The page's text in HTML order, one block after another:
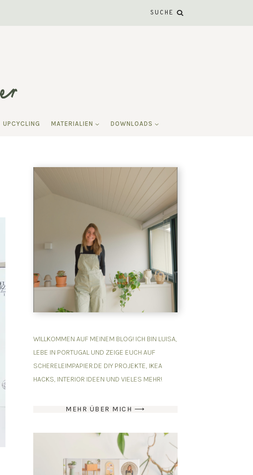
SUCHE
UPCYCLING MATERIALIEN DOWNLOADS
WILLKOMMEN AUF MEINEM BLOG! ICH BIN LUISA,
LEBE IN PORTUGAL UND ZEIGE EUCH AUF
SCHERELEIMPAPIER.DE DIY PROJEKTE, IKEA
HACKS, INTERIOR IDEEN UND VIELES MEHR!
MEHR ÜBER MICH ⟶